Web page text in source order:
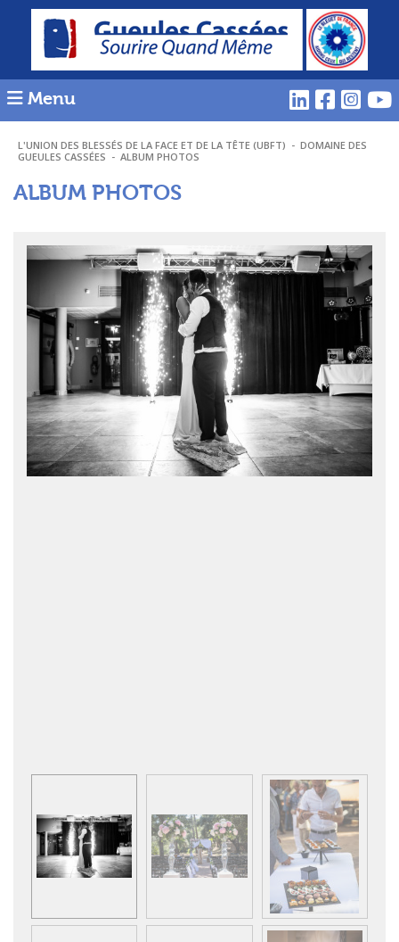
Menu
L'UNION DES BLESSÉS DE LA FACE ET DE LA TÊTE (UBFT) - DOMAINE DES
GUEULES CASSÉES - ALBUM PHOTOS
ALBUM PHOTOS